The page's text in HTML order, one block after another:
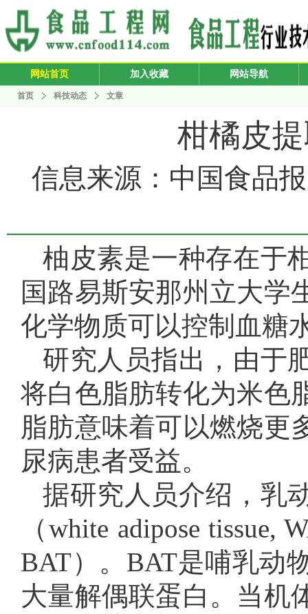
网站首页 加入收藏 网站导航
首页 科技动态 文章
柑橘皮
信息来源：中国食品
柚皮素是一种存在于
国路易斯安那州立大学
化学物质可以控制血糖
研究人员指出，由于
将白色脂肪转化为米色
脂肪意味着可以燃烧更
尿病患者受益。
据研究人员介绍，乳
（white adipose tissue,
BAT）。BAT是哺乳动
大量解偶联蛋白。当机